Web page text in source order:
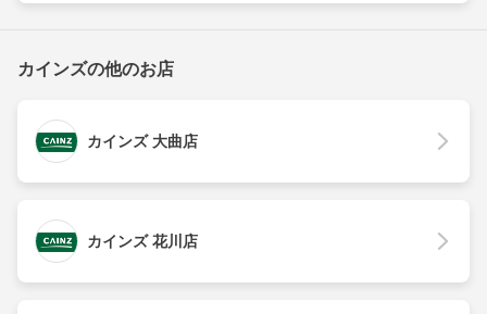
カインズの他のお店
カインズ 大曲店
カインズ 花川店